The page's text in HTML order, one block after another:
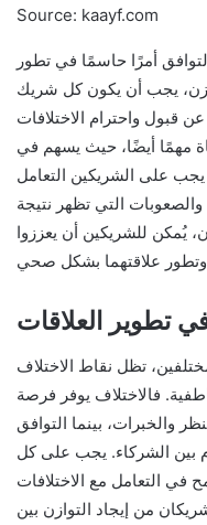
Source: kaayf.com
أمرًا حاسمًا في تطور
يجب أن يكون كل شريك
قبول واحترام الاختلافات
مهمًا أيضًا، حيث يسهم في
على الشريكين التعامل
التي تظهر نتيجة
يُمكن للشريكين أن يعززوا
تطوير العلاقات
تظل نقاط الاختلاف
فالاختلاف يوفر فرصة
والخبرات، بينما التوافق
بين الشركاء. يجب على كل
في التعامل مع الاختلافات
من إيجاد التوازن بين